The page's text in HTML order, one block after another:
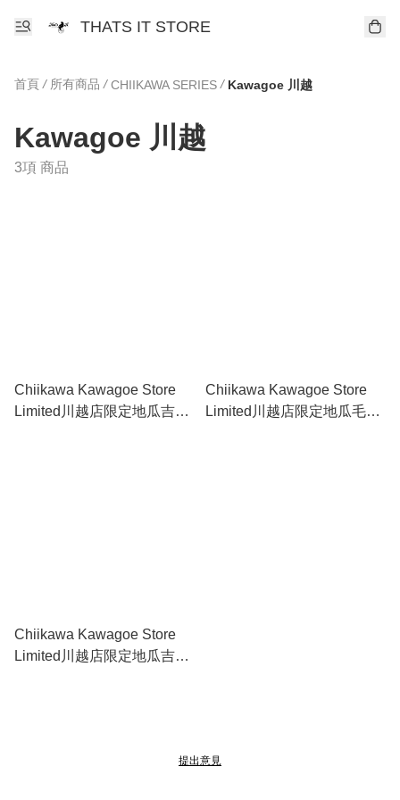
THATS IT STORE
首頁 / 所有商品 / CHIIKAWA SERIES / Kawagoe 川越
Kawagoe 川越
3項 商品
Chiikawa Kawagoe Store
Limited川越店限定地瓜吉祥
Chiikawa Kawagoe Store
Limited川越店限定地瓜毛公
Chiikawa Kawagoe Store
Limited川越店限定地瓜吉祥
提出意見